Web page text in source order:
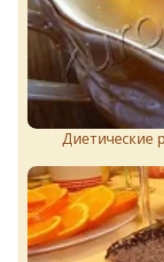
Диетические